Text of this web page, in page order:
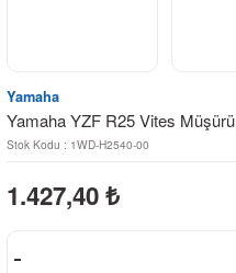
Yamaha
Yamaha YZF R25 Vites Müşürü
Stok Kodu : 1WD-H2540-00
1.427,40 ₺